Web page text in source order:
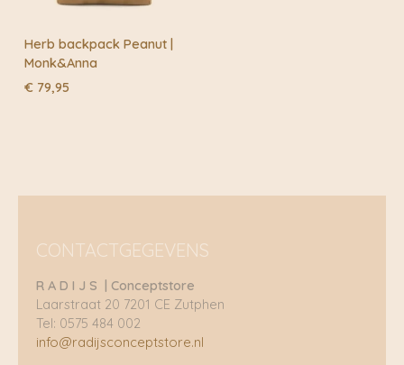
Herb backpack Peanut |
Monk&Anna
€ 79,95
CONTACTGEGEVENS
R A D I J S | Conceptstore
Laarstraat 20 7201 CE Zutphen
Tel: 0575 484 002
info@radijsconceptstore.nl